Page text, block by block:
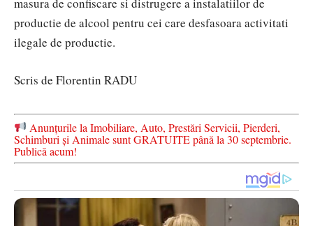
productie de alcool pentru cei care desfasoara activitati
ilegale de productie.
Scris de Florentin RADU
Anunțurile la Imobiliare, Auto, Prestări Servicii, Pierderi,
Schimburi și Animale sunt GRATUITE până la 30 septembrie.
Publică acum!